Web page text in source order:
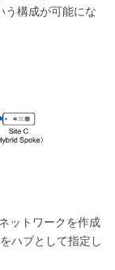
う構成が可能にな
ットワークを作成
ハブとして指定し